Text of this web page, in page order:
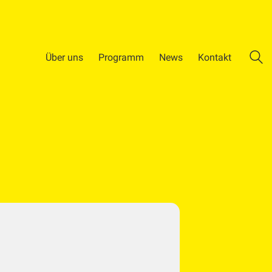
Über uns Programm News Kontakt